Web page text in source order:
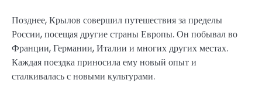
Позднее, Крылов совершил путешествия за пределы
России, посещая другие страны Европы. Он побывал во
Франции, Германии, Италии и многих других местах.
Каждая поездка приносила ему новый опыт и
сталкивалась с новыми культурами.